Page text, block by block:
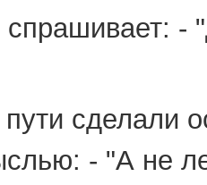
спрашивает: -
сделали
- "А не